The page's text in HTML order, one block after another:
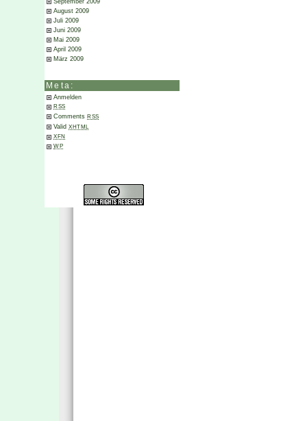
September 2009
August 2009
Juli 2009
Juni 2009
Mai 2009
April 2009
März 2009
Meta:
Anmelden
RSS
Comments RSS
Valid XHTML
XFN
WP